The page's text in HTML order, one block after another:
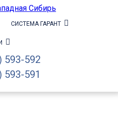
СИСТЕМА ГАРАНТ
593-592
593-591